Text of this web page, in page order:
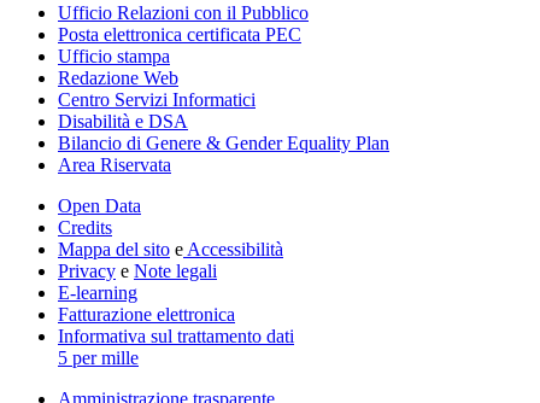
Ufficio Relazioni con il Pubblico
Posta elettronica certificata PEC
Ufficio stampa
Redazione Web
Centro Servizi Informatici
Disabilità e DSA
Bilancio di Genere & Gender Equality Plan
Area Riservata
Open Data
Credits
Mappa del sito e Accessibilità
Privacy e Note legali
E-learning
Fatturazione elettronica
Informativa sul trattamento dati
5 per mille
Amministrazione trasparente